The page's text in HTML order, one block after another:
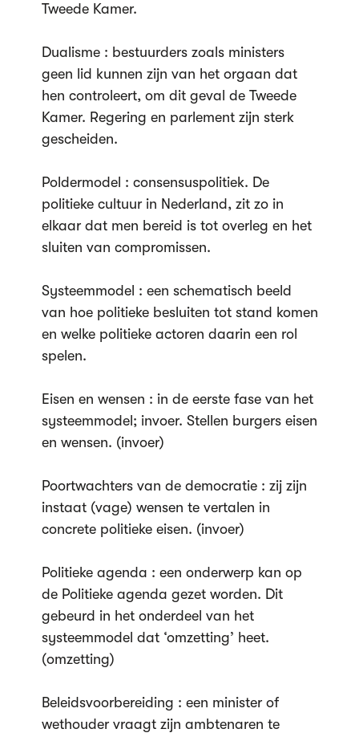
Tweede Kamer.
Dualisme : bestuurders zoals ministers
geen lid kunnen zijn van het orgaan dat
hen controleert, om dit geval de Tweede
Kamer. Regering en parlement zijn sterk
gescheiden.
Poldermodel : consensuspolitiek. De
politieke cultuur in Nederland, zit zo in
elkaar dat men bereid is tot overleg en het
sluiten van compromissen.
Systeemmodel : een schematisch beeld
van hoe politieke besluiten tot stand komen
en welke politieke actoren daarin een rol
spelen.
Eisen en wensen : in de eerste fase van het
systeemmodel; invoer. Stellen burgers eisen
en wensen. (invoer)
Poortwachters van de democratie : zij zijn
instaat (vage) wensen te vertalen in
concrete politieke eisen. (invoer)
Politieke agenda : een onderwerp kan op
de Politieke agenda gezet worden. Dit
gebeurd in het onderdeel van het
systeemmodel dat ‘omzetting’ heet.
(omzetting)
Beleidsvoorbereiding : een minister of
wethouder vraagt zijn ambtenaren te